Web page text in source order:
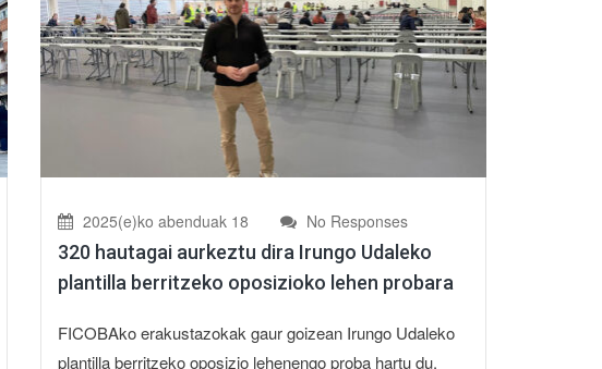
2025(e)ko abenduak 18 No Responses
320 hautagai aurkeztu dira Irungo Udaleko
plantilla berritzeko oposizioko lehen probara
FICOBAko erakustazokak gaur goizean Irungo Udaleko
plantilla berritzeko oposizio lehenengo proba hartu du.